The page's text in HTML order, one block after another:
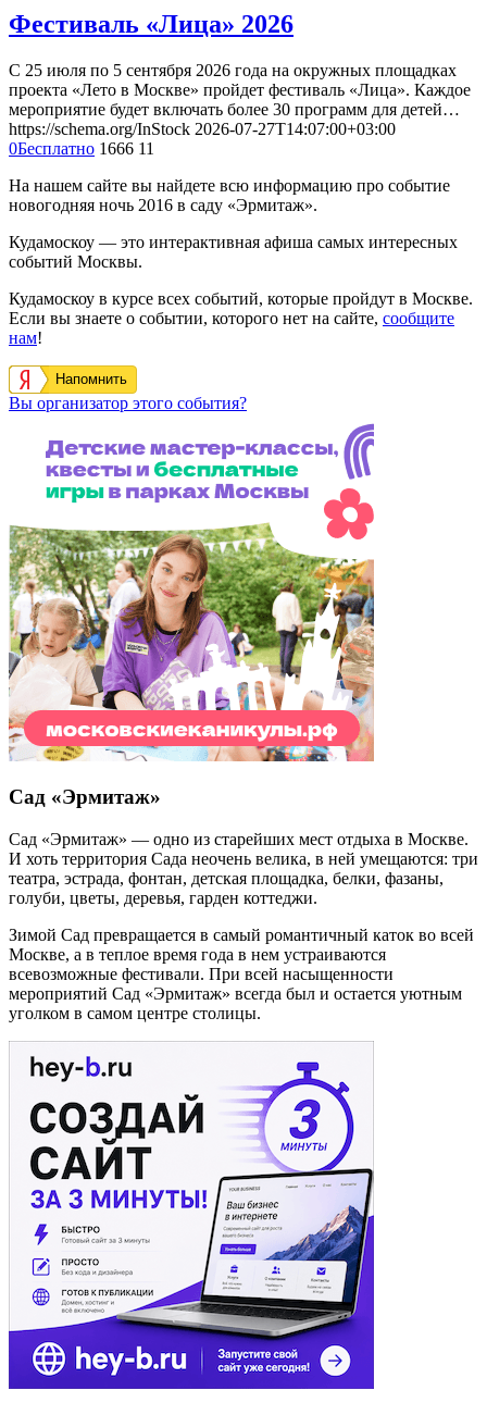
2026-07-25 2026-09-05
Москва
Фестиваль «Лица» 2026
С 25 июля по 5 сентября 2026 года на окружных площадках
проекта «Лето в Москве» пройдет фестиваль «Лица». Каждое
мероприятие будет включать более 30 программ для детей…
https://schema.org/InStock 2026-07-27T14:07:00+03:00
На нашем сайте вы найдете всю информацию про событие
новогодняя ночь 2016 в саду «Эрмитаж».
Кудамоскоу — это интерактивная афиша самых интересных
событий Москвы.
Кудамоскоу в курсе всех событий, которые пройдут в Москве.
Если вы знаете о событии, которого нет на сайте,
нам
Напомнить
Сад «Эрмитаж»
Сад «Эрмитаж» — одно из старейших мест отдыха в Москве.
И хоть территория Сада неочень велика, в ней умещаются: три
театра, эстрада, фонтан, детская площадка, белки, фазаны,
голуби, цветы, деревья, гарден коттеджи.
Зимой Сад превращается в самый романтичный каток во всей
Москве, а в теплое время года в нем устраиваются
всевозможные фестивали. При всей насыщенности
мероприятий Сад «Эрмитаж» всегда был и остается уютным
уголком в самом центре столицы.